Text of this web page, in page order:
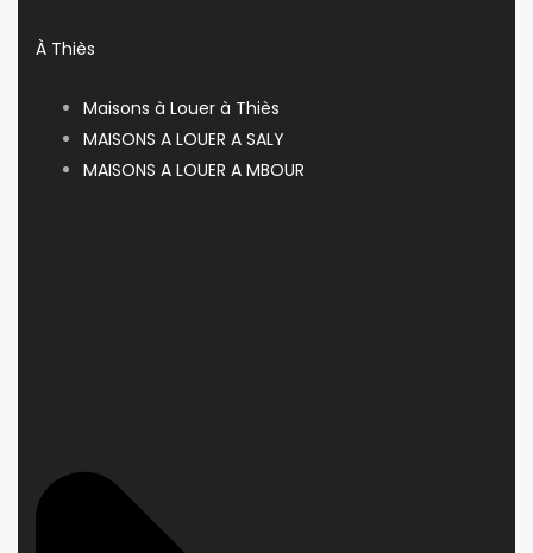
À Thiès
Maisons à Louer à Thiès
MAISONS A LOUER A SALY
MAISONS A LOUER A MBOUR